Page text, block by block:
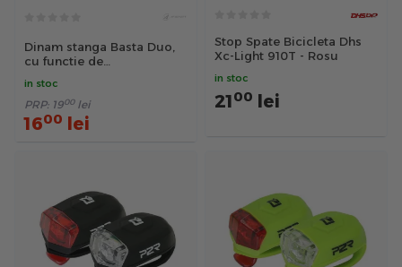
Dinam stanga Basta Duo,
cu functie de
in stoc
PRP: 1900 lei
1600 lei
Stop Spate Bicicleta Dhs
Xc-Light 910T - Rosu
in stoc
2100 lei